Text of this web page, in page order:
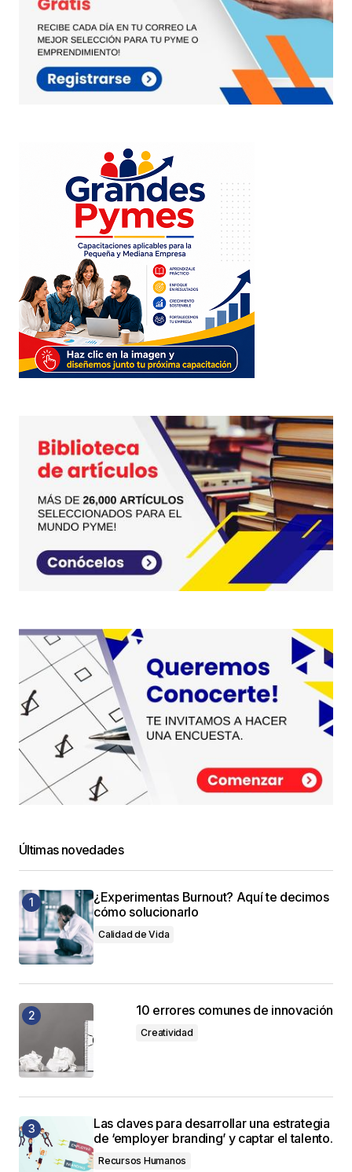
Últimas novedades
¿Experimentas Burnout? Aquí te decimos
cómo solucionarlo
Calidad de Vida
10 errores comunes de innovación
Creatividad
Las claves para desarrollar una estrategia
de ‘employer branding’ y captar el talento.
Recursos Humanos